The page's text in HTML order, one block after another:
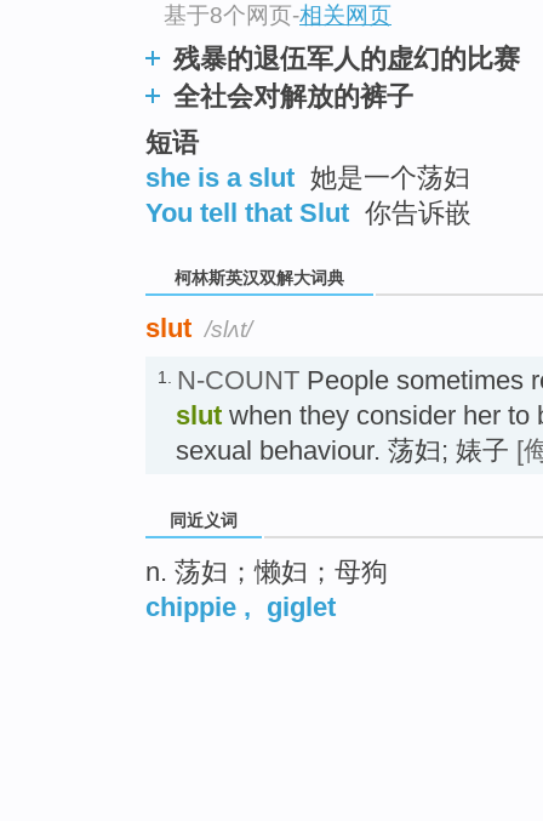
基于8个网页-相关网页
残暴的退伍军人的虚幻的比赛
全社会对解放的裤子
短语
she is a slut 她是一个荡妇
You tell that Slut 你告诉嵌
柯林斯英汉双解大词典
slut /slʌt/
1. N-COUNT People sometimes
slut when they consider her to
sexual behaviour. 荡妇; 婊子 [
同近义词
n. 荡妇；懒妇；母狗
chippie , giglet